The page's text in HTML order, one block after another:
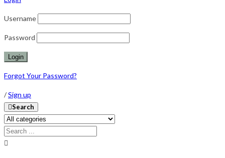
Username
Password
Forgot Your Password?
/Sign up
Search